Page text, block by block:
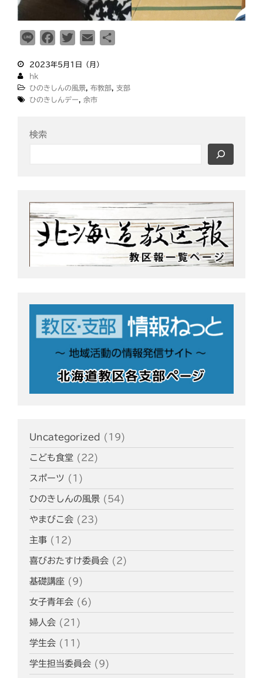
札幌北西 札幌東
n
e
c
e
b
i
t
t
a
i
l
2023年5月1日（月）
hk
ひのきしんの風景
布教部
支部
ひのきしんデー
余市
検索
Uncategorized (19)
こども食堂 (22)
スポーツ (1)
ひのきしんの風景 (54)
やまびこ会 (23)
主事 (12)
喜びおたすけ委員会 (2)
基礎講座 (9)
女子青年会 (6)
婦人会 (21)
学生会 (11)
学生担当委員会 (9)